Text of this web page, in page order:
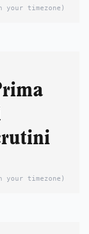
your timezone)
your timezone)